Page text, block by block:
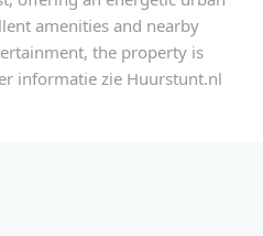
amenities and nearby
the property is
informatie zie Huurstunt.nl